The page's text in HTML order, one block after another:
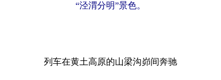
“泾渭分明”景色。
列车在黄土高原的山梁沟峁间奔驰